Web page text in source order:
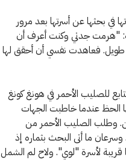
بحثها عن أسرتها بعد مرور
ذلك قائلة: "هرمت جدتي وكنت أعرف أن
طويل. فعاهدت نفسي أن أحقق لها
للصليب الأحمر في هونغ كونغ
2011 وذلك بعد أن خانها الحظ عندما خاطبت الجهات
وطلب الصليب الأحمر من
ما أتى البحث بثماره إذ
لأسرة "لوي". ولاح لم الشمل